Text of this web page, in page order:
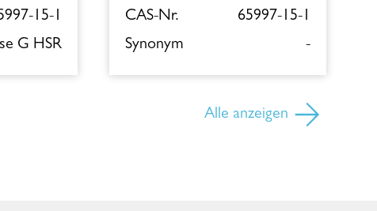
15-1
G HSR
CAS-Nr.
65997-15-1
Synonym
-
Alle anzeigen